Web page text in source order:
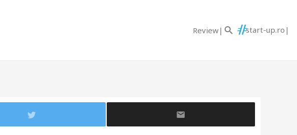
Review start-up.ro